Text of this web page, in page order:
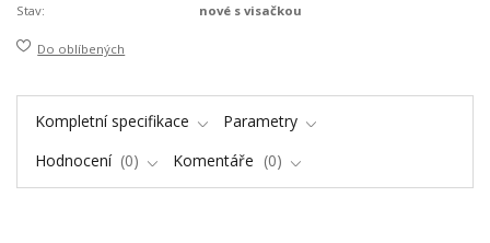
Stav:
nové s visačkou
Do oblíbených
Kompletní specifikace
Parametry
Hodnocení
0 Komentáře 0